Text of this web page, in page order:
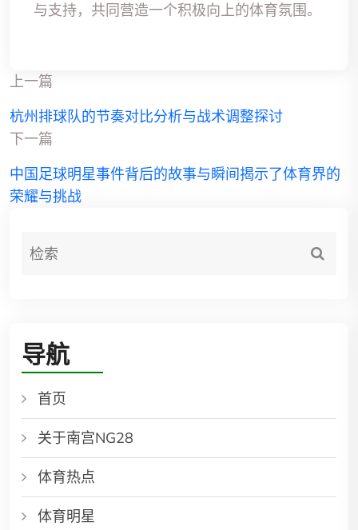
与支持，共同营造一个积极向上的体育氛围。
上一篇
杭州排球队的节奏对比分析与战术调整探讨
下一篇
中国足球明星事件背后的故事与瞬间揭示了体育界的
荣耀与挑战
导航
首页
关于南宫NG28
体育热点
体育明星